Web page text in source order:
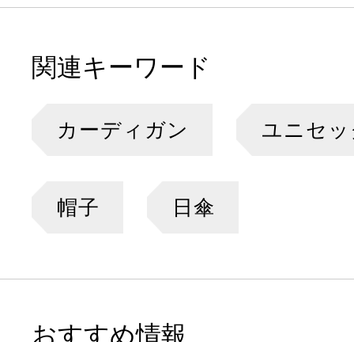
関連キーワード
カーディガン ユニセ
帽子 日傘
おすすめ情報